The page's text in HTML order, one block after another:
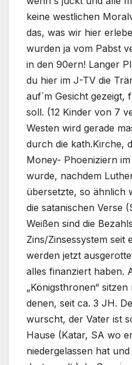
keine westlichen
das, was wir hier
wurden ja vom Pabst
in den 90ern! Langer
du hier im J-TV die
auf´m Gesicht gezeigt,
soll. (12 Kinder von 7
Westen wird gerade
durch die kath.Kirche,
Money- Phoeniziern
wurde, nachdem
übersetzte, so ähnlich
die satanischen Verse
Weißen sind die
Zins/Zinsessystem seit
werden jetzt
alles finanziert haben.
„Königsthronen“
denen, seit ca. 3 JH.
wurscht, der Vater ist
Hause (Katar, SA wo
niedergelassen hat